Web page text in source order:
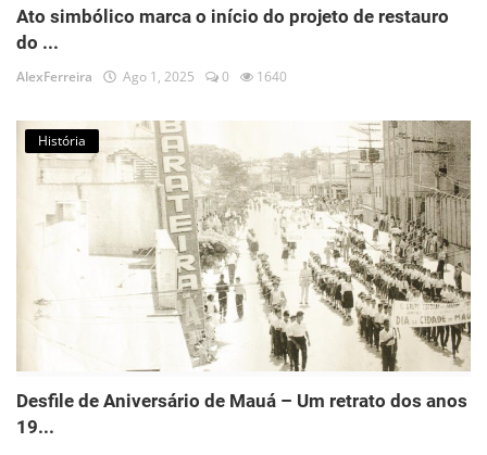
Ato simbólico marca o início do projeto de restauro
do ...
AlexFerreira Ago 1, 2025 0 1640
História
Desfile de Aniversário de Mauá – Um retrato dos anos
19...